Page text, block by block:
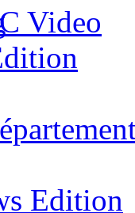
Video
Edition